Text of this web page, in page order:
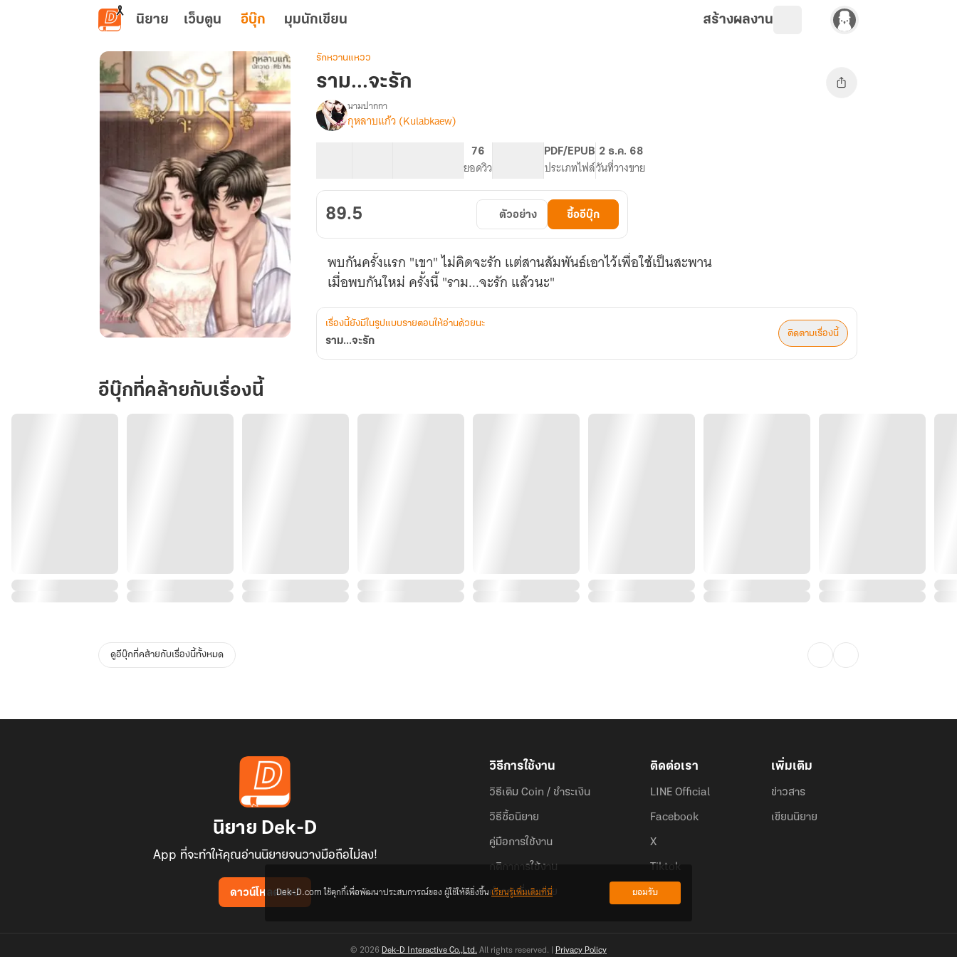
ข้ามไปยังเนื้อหาหลัก
นิยาย เว็บตูน อีบุ๊ก มุมนักเขียน สร้างผลงาน
รักหวานแหวว
ราม...จะรัก
เรื่อง
ราม...จะ
นามปากกา
กุหลาบแก้ว (Kulabkaew)
76
ยอดวิว
PDF/EPUB
ประเภทไฟล์
2 ธ.ค. 68
วันที่วางขาย
89.5 ตัวอย่าง ซื้ออีบุ๊ก
พบกันครั้งแรก "เขา" ไม่คิดจะรัก แต่สานสัมพันธ์เอาไว้เพื่อใช้เป็นสะพาน
เรื่องนี้ยังมีในรูปแบบรายตอนให้อ่านด้วยนะ
ราม...จะรัก
ติดตามเรื่องนี้
อีบุ๊กที่คล้ายกับเรื่องนี้
ดูอีบุ๊กที่คล้ายกับเรื่องนี้ทั้งหมด
นิยาย Dek-D
App ที่จะทำให้คุณอ่านนิยายจนวางมือถือไม่ลง!
ดาวน์โหลดแอป
วิธีการใช้งาน
วิธีเติม Coin / ชำระเงิน
วิธีซื้อนิยาย
คู่มือการใช้งาน
กติกาการใช้งาน
คำถามที่พบบ่อย
ติดต่อเรา
LINE Official
Facebook
X
Tiktok
เพิ่มเติม
ข่าวสาร
เขียนนิยาย
© 2026 Dek-D Interactive Co.,Ltd. All rights reserved. | Privacy Policy
Dek-D.com ใช้คุกกี้เพื่อพัฒนาประสบการณ์ของ ผู้ใช้ให้ดียิ่งขึ้นเรียนรู้เพิ่มเติมที่นี่ ยอมรับ